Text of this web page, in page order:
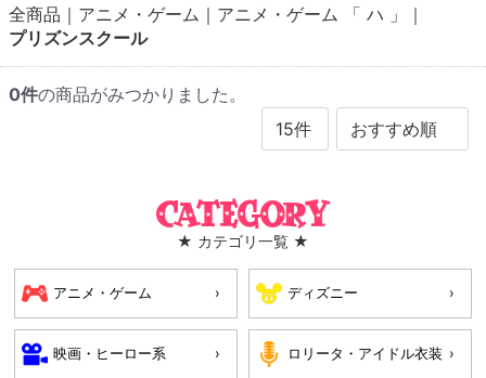
全商品 アニメ・ゲーム
アニメ・ゲーム 「 ハ 」
プリズンスクール
0件の商品がみつかりました。
Category
★ カテゴリ一覧 ★
アニメ・ゲーム ディズニー
映画・ヒーロー系 ロリータ・アイドル衣装